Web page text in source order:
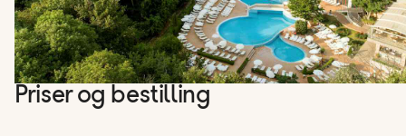
Priser og bestilling